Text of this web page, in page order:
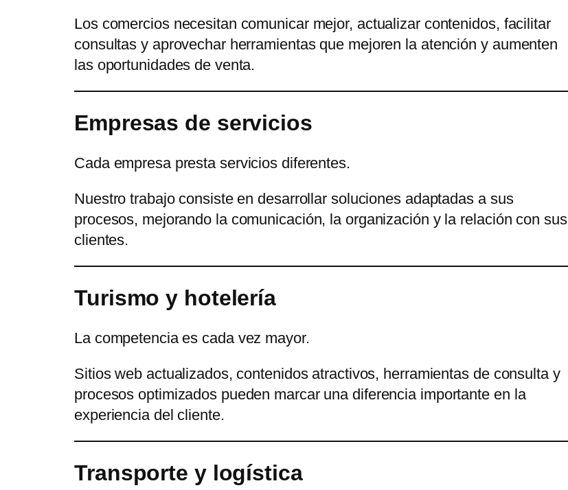
Los comercios necesitan comunicar mejor, actualizar contenidos, facilitar
consultas y aprovechar herramientas que mejoren la atención y aumenten
las oportunidades de venta.
Empresas de servicios
Cada empresa presta servicios diferentes.
Nuestro trabajo consiste en desarrollar soluciones adaptadas a sus
procesos, mejorando la comunicación, la organización y la relación con sus
clientes.
Turismo y hotelería
La competencia es cada vez mayor.
Sitios web actualizados, contenidos atractivos, herramientas de consulta y
procesos optimizados pueden marcar una diferencia importante en la
experiencia del cliente.
Transporte y logística